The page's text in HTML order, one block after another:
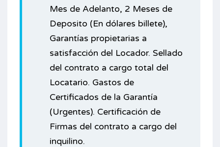
Mes de Adelanto, 2 Meses de
Deposito (En dólares billete),
Garantías propietarias a
satisfacción del Locador. Sellado
del contrato a cargo total del
Locatario. Gastos de
Certificados de la Garantía
(Urgentes). Certificación de
Firmas del contrato a cargo del
inquilino.